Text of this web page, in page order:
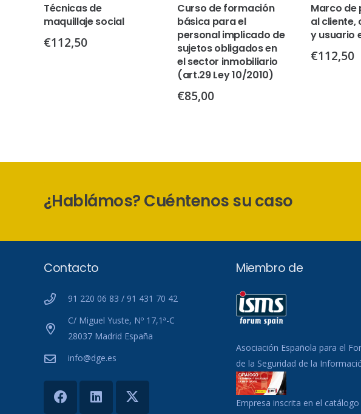
Técnicas de
maquillaje social
€112,50
Curso de formación
básica para el
personal implicado de
sujetos obligados en
el sector inmobiliario
(art.29 Ley 10/2010)
€85,00
Marco de
al cliente,
y usuario
€112,50
¿Hablámos? Cuéntenos su caso
Contacto
91 220 06 83 / 91 431 70 42
C/ Miguel Yuste, Nº 17,1ª-C
28037 Madrid España
info@dge.es
Miembro de
Asociación Española para el
de la Seguridad de la
Empresa inscrita en el catálogo